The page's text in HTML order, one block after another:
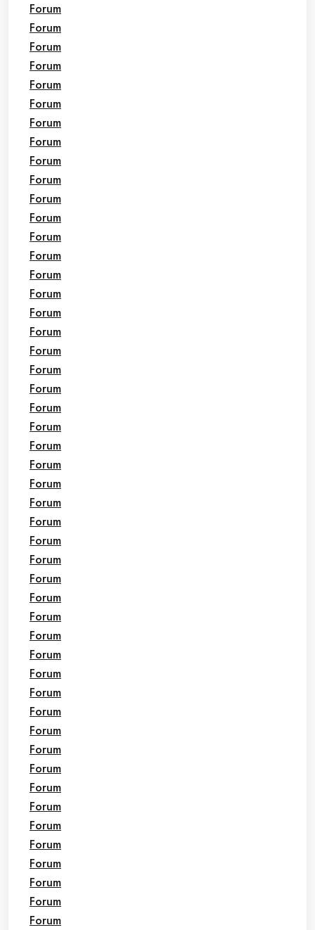
Forum
Forum
Forum
Forum
Forum
Forum
Forum
Forum
Forum
Forum
Forum
Forum
Forum
Forum
Forum
Forum
Forum
Forum
Forum
Forum
Forum
Forum
Forum
Forum
Forum
Forum
Forum
Forum
Forum
Forum
Forum
Forum
Forum
Forum
Forum
Forum
Forum
Forum
Forum
Forum
Forum
Forum
Forum
Forum
Forum
Forum
Forum
Forum
Forum